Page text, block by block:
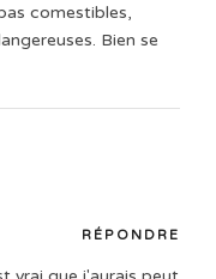
comestibles,
Bien se
RÉPONDRE